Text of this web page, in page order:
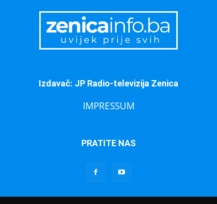
Izdavač: JP Radio-televizija Zenica
IMPRESSUM
PRATITE NAS